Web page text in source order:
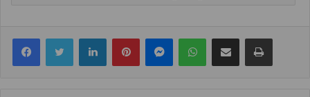
FacebookTwitter LinkedInPinterestMessengerWhatsAppShare via Email Print